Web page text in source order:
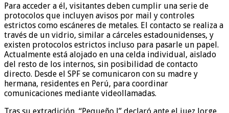
Para acceder a él, visitantes deben cumplir una serie de
protocolos que incluyen avisos por mail y controles
estrictos como escáneres de metales. El contacto se realiza a
través de un vidrio, similar a cárceles estadounidenses, y
existen protocolos estrictos incluso para pasarle un papel.
Actualmente está alojado en una celda individual, aislado
del resto de los internos, sin posibilidad de contacto
directo. Desde el SPF se comunicaron con su madre y
hermana, residentes en Perú, para coordinar
comunicaciones mediante videollamadas.
Tras su extradición, “Pequeño J” declaró ante el juez Jorge